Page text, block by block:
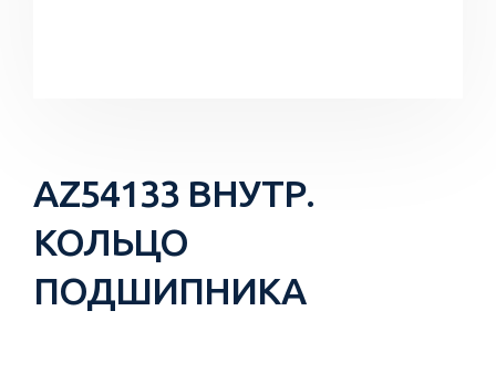
AZ54133 ВНУТР.
КОЛЬЦО
ПОДШИПНИКА